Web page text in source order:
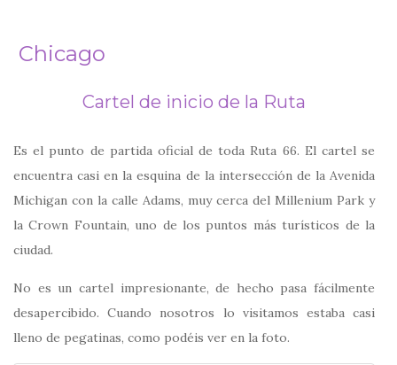
Chicago
Cartel de inicio de la Ruta
Es el punto de partida oficial de toda Ruta 66. El cartel se
encuentra casi en la esquina de la intersección de la Avenida
Michigan con la calle Adams, muy cerca del Millenium Park y
la Crown Fountain, uno de los puntos más turísticos de la
ciudad.
No es un cartel impresionante, de hecho pasa fácilmente
desapercibido. Cuando nosotros lo visitamos estaba casi
lleno de pegatinas, como podéis ver en la foto.